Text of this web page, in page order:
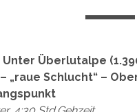
Überlutalpe
„raue Schlucht“ –